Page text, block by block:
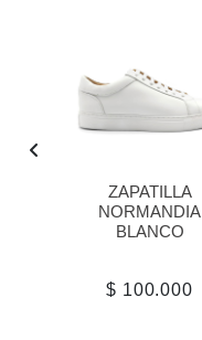
ZAPATILLA
NORMANDIA
BLANCO
$ 100.000